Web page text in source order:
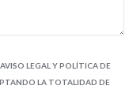
LEGAL Y POLÍTICA DE
LA TOTALIDAD DE